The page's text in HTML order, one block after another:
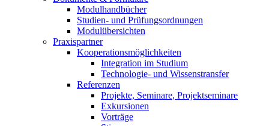
Modulhandbücher
Studien- und Prüfungsordnungen
Modulübersichten
Praxispartner
Kooperationsmöglichkeiten
Integration im Studium
Technologie- und Wissenstransfer
Referenzen
Projekte, Seminare, Projektseminare
Exkursionen
Vorträge